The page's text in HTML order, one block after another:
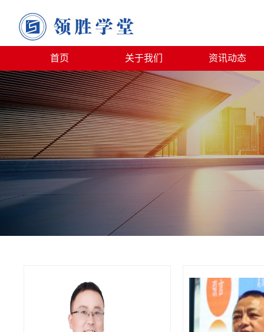
首页 关于我们 资讯动态